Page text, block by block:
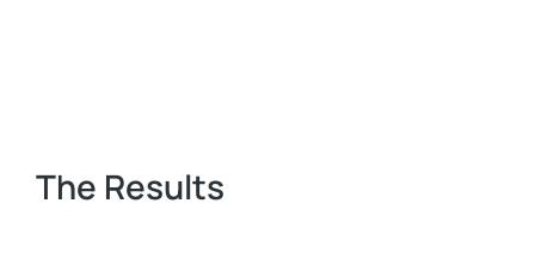
The Results